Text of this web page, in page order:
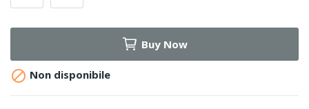
Buy Now
 Non disponibile